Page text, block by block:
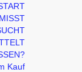
Kauf